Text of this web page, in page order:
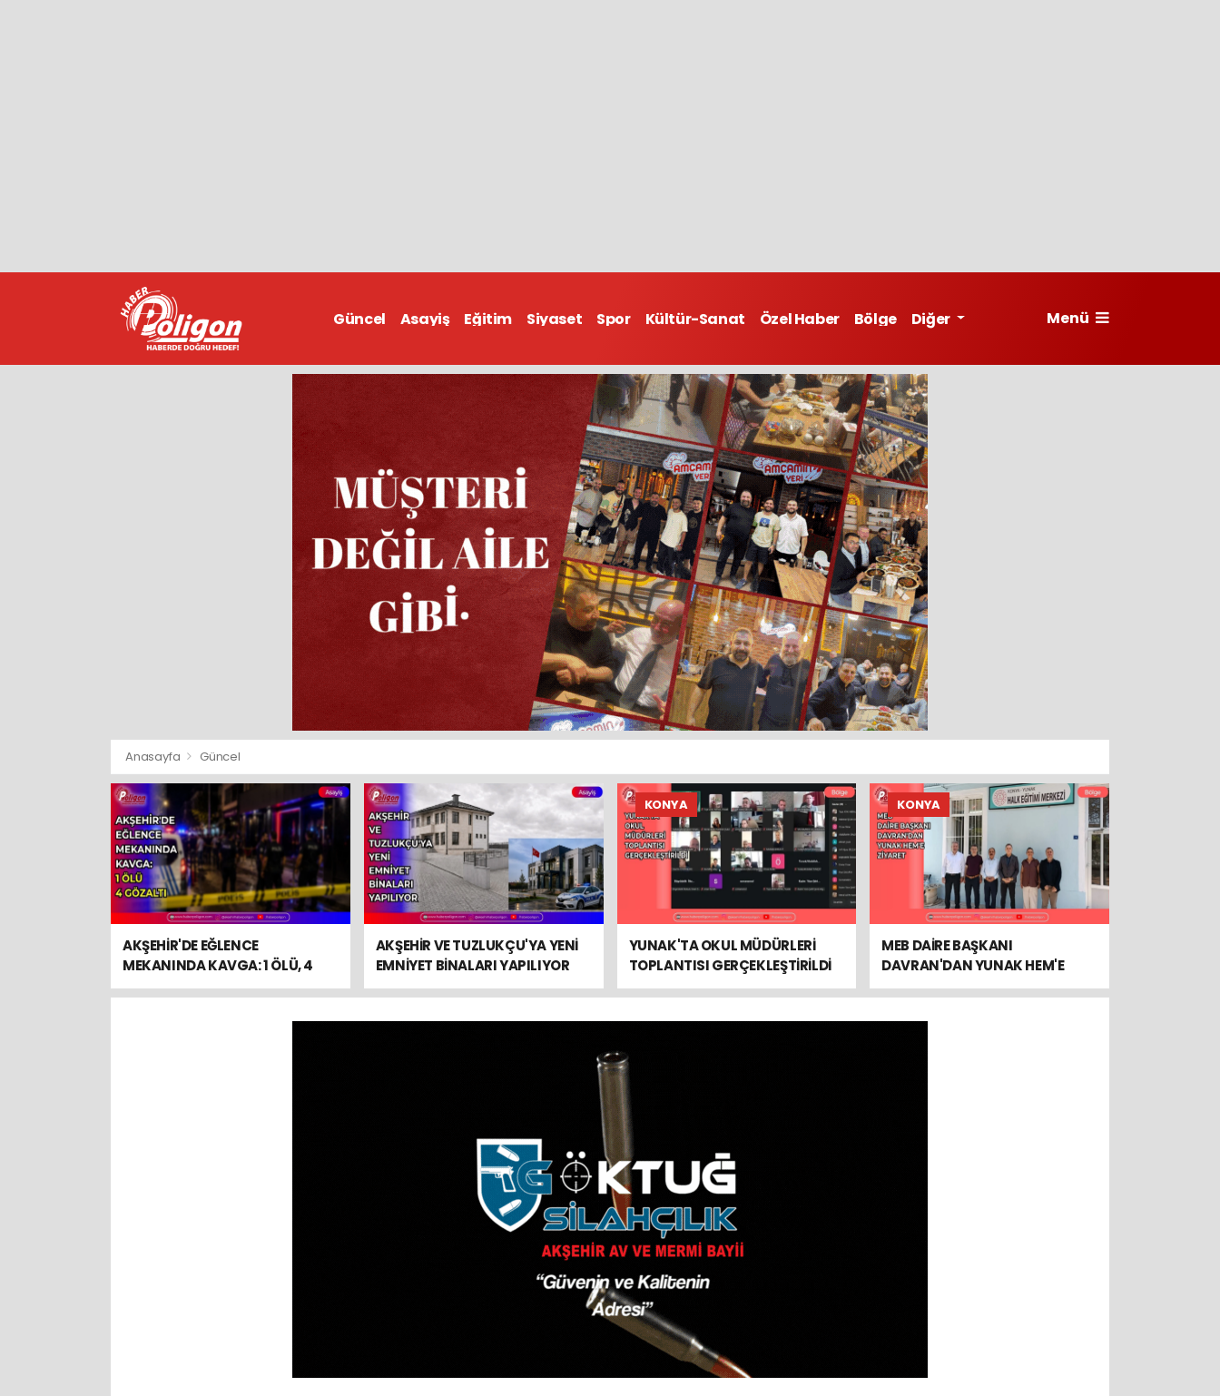
Güncel Asayiş Eğitim Siyaset Spor Kültür-Sanat Özel Haber Bölge Diğer Menü
Anasayfa Güncel
AKŞEHİR'DE EĞLENCE
MEKANINDA KAVGA: 1 ÖLÜ, 4
GÖZALTI
AKŞEHİR VE TUZLUKÇU'YA YENİ
EMNİYET BİNALARI YAPILIYOR
KONYA
YUNAK'TA OKUL MÜDÜRLERİ
TOPLANTISI GERÇEKLEŞTİRİLDİ
KONYA
MEB DAİRE BAŞKANI
DAVRAN'DAN YUNAK HEM'E
ZİYARET